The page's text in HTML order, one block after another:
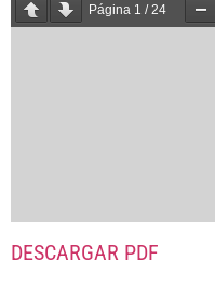
Página 1 /24
DESCARGAR PDF